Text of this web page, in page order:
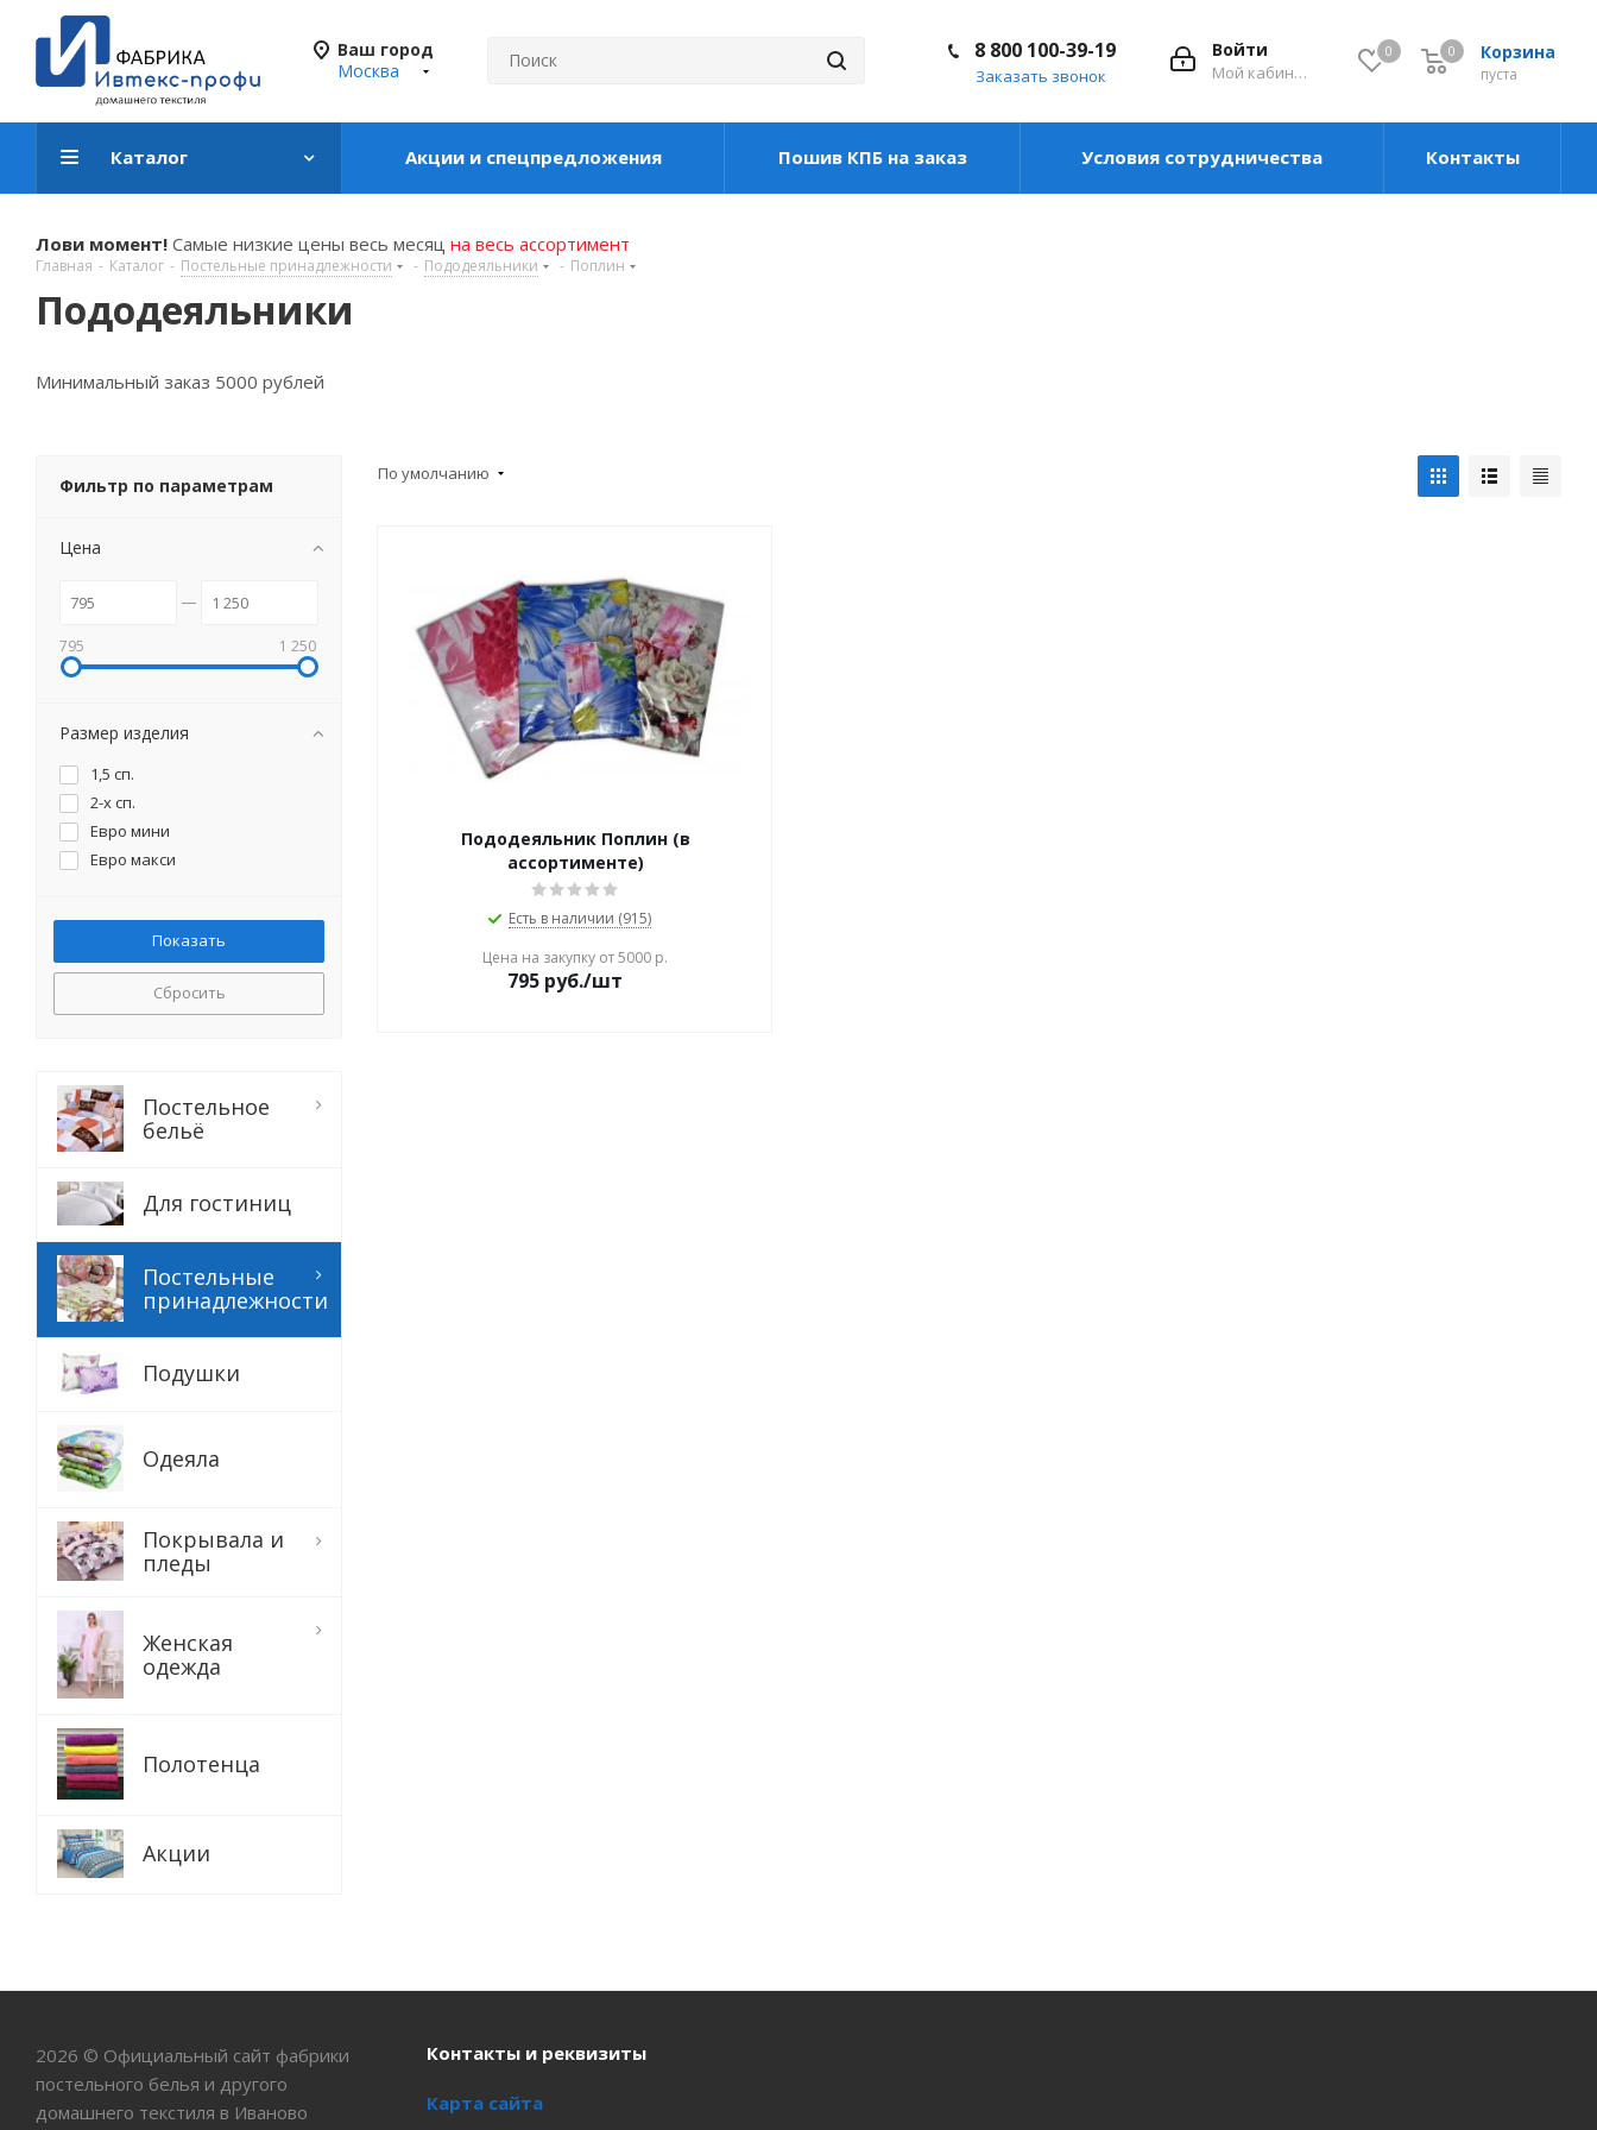
Ваш город
Москва
0 Корзина
0
пуста
0
Войти
Мой кабинет
8 800 100-39-19
Заказать звонок
Каталог Акции и спецпредложения Пошив КПБ на заказ Условия сотрудничества Контакты
Лови момент! Самые низкие цены весь месяц на весь ассортимент
Главная - Каталог - Постельные принадлежности - Пододеяльники - Поплин
Пододеяльники
Минимальный заказ 5000 рублей
По умолчанию
Пододеяльник Поплин (в
ассортименте)
Есть в наличии (915)
Цена на закупку от 5000 р.
795 руб./шт
Фильтр по параметрам
Цена
795 1 250
Размер изделия
1,5 сп.
2-х сп.
Евро мини
Евро макси
Сбросить
Постельное
бельё
Для гостиниц
Постельные
принадлежности
Подушки
Одеяла
Покрывала и
пледы
Женская
одежда
Полотенца
Акции
2026 © Официальный сайт фабрики
постельного белья и другого
домашнего текстиля в Иваново
Контакты и реквизиты
Карта сайта